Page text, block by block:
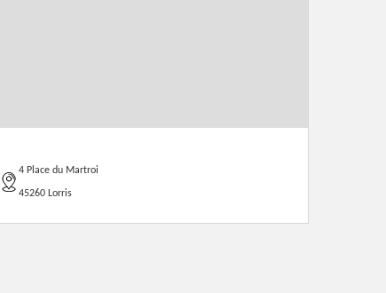
4 Place du Martroi
45260 Lorris